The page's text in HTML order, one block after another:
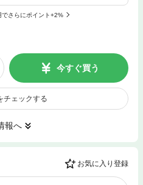
でさらにポイント+2%
今すぐ買う
チェックする
報へ
お気に入り登録